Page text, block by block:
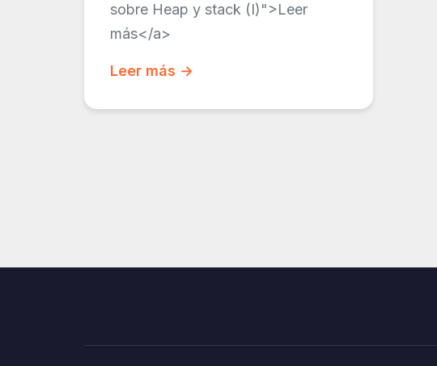
sobre Heap y stack (I)">Leer
más</a>
Leer más →